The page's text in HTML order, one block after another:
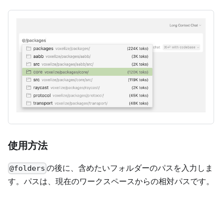
使用方法
@folders の後に、含めたいフォルダーのパスを入力しま
す。パスは、現在のワークスペースからの相対パスです。